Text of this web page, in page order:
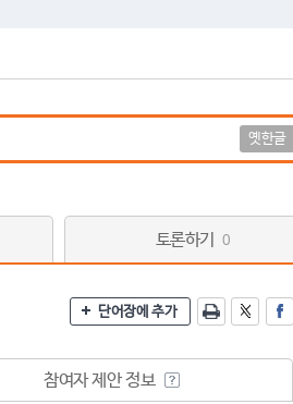
옛한글
토론하기 0
단어장에 추가
참여자 제안 정보